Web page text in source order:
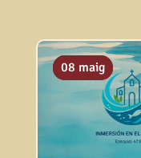
10 jul.
20 maig
08 maig